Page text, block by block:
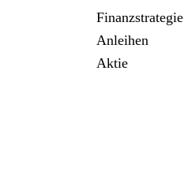
Finanzstrategie
Anleihen
Aktie